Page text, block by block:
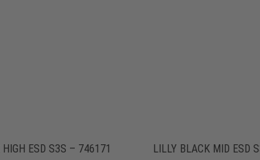
HIGH ESD S3S – 746171 LILLY BLACK MID ESD